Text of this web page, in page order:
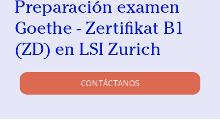
Preparación examen
Goethe - Zertifikat B1
(ZD) en LSI Zurich
CONTÁCTANOS